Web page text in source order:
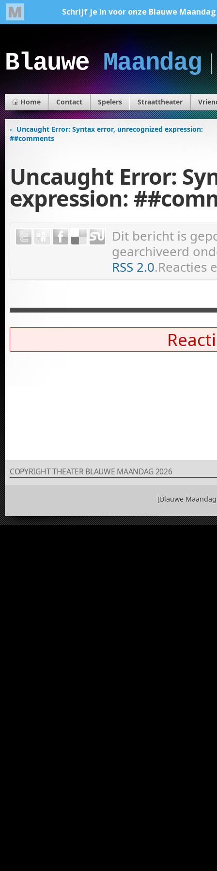
BlauweMaandag
Home Contact Spelers Straattheater
« Uncaught Error: Syntax error, unrecognized expression:
##comments
Uncaught Error:
expression:
Dit bericht is
gearchiveerd
RSS 2.0.Reacties
COPYRIGHT THEATER BLAUWE MAANDAG 2026
[Blauwe